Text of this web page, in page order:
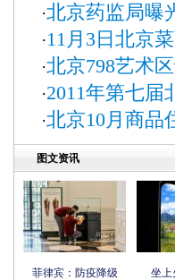
·北京药监局曝
·11月3日北京
·北京798艺术
·2011年第七届
·北京10月商品
图文资讯
菲律宾：防疫降级 坐上